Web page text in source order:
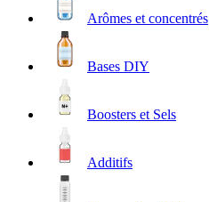
Arômes et concentrés
Bases DIY
Boosters et Sels
Additifs